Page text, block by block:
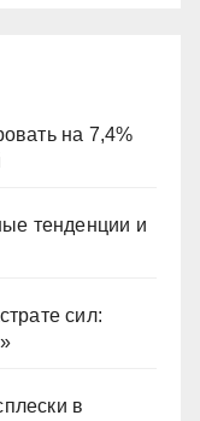
на 7,4%
тенденции и
сил:
в